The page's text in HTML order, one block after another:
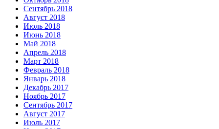
Сентябрь 2018
Август 2018
Июль 2018
Июнь 2018
Май 2018
Апрель 2018
Март 2018
Февраль 2018
Январь 2018
Декабрь 2017
Ноябрь 2017
Сентябрь 2017
Август 2017
Июль 2017